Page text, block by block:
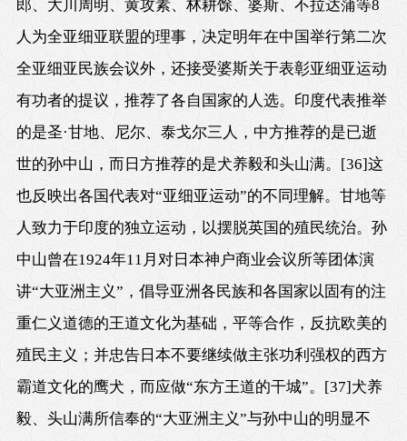
郎、大川周明、黄攻素、林耕馀、婆斯、不拉达蒲等8
人为全亚细亚联盟的理事，决定明年在中国举行第二次
全亚细亚民族会议外，还接受婆斯关于表彰亚细亚运动
有功者的提议，推荐了各自国家的人选。印度代表推举
的是圣·甘地、尼尔、泰戈尔三人，中方推荐的是已逝
世的孙中山，而日方推荐的是犬养毅和头山满。
[36]这
也反映出各国代表对“亚细亚运动”的不同理解。甘地等
人致力于印度的独立运动，以摆脱英国的殖民统治。孙
中山曾在1924年11月对日本神户商业会议所等团体演
讲“大亚洲主义”，倡导亚洲各民族和各国家以固有的注
重仁义道德的王道文化为基础，平等合作，反抗欧美的
殖民主义；并忠告日本不要继续做主张功利强权的西方
霸道文化的鹰犬，而应做“东方王道的干城”。
[37] 犬养
毅、头山满所信奉的“大亚洲主义”与孙中山的明显不